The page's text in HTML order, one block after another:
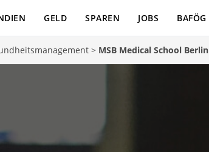
GELD SPAREN JOBS BAFÖG
> MSB Medical School Berlin